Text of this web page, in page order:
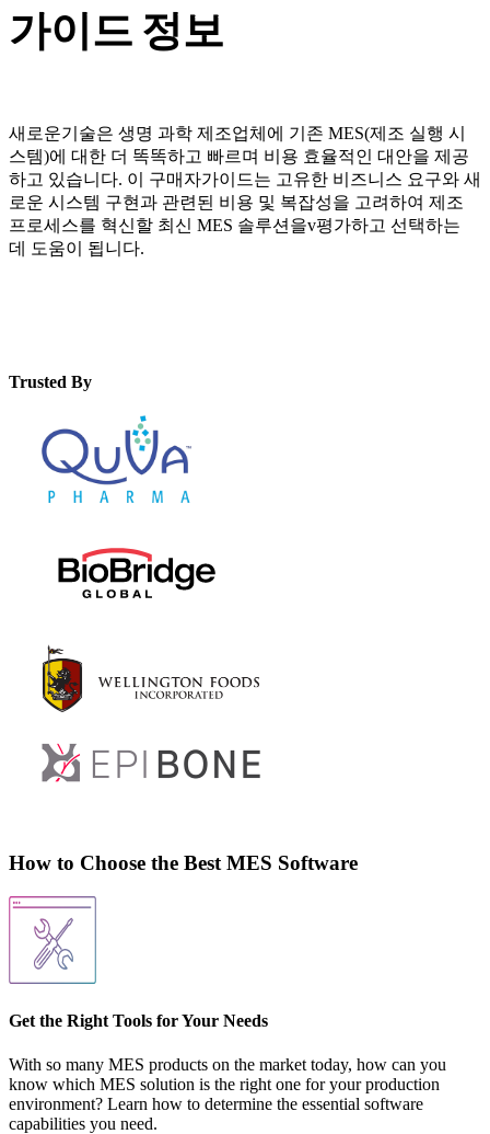
가이드 정보
새로운기술은 생명 과학 제조업체에 기존 MES(제조 실행 시
스템)에 대한 더 똑똑하고 빠르며 비용 효율적인 대안을 제공
하고 있습니다. 이 구매자가이드는 고유한 비즈니스 요구와 새
로운 시스템 구현과 관련된 비용 및 복잡성을 고려하여 제조
프로세스를 혁신할 최신 MES 솔루션을v평가하고 선택하는
데 도움이 됩니다.
Trusted By
How to Choose the Best MES Software
Get the Right Tools for Your Needs
With so many MES products on the market today, how can you
know which MES solution is the right one for your production
environment? Learn how to determine the essential software
capabilities you need.